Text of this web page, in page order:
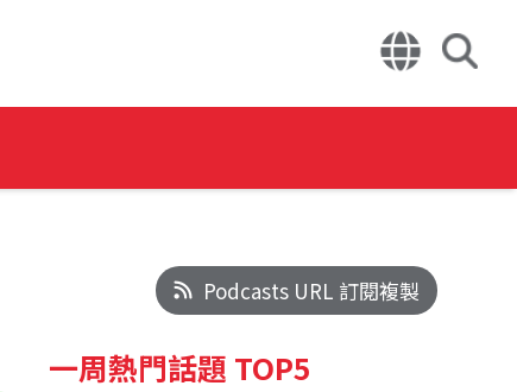
Podcasts URL 訂閱複製
一周熱門話題 TOP5